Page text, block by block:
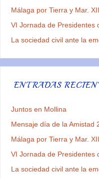
Málaga por Tierra y Mar.
VI Jornada de Presidentes
La sociedad civil ante la
ENTRADAS
Juntos en Mollina
Mensaje día de la Amistad
Málaga por Tierra y Mar.
VI Jornada de Presidentes
La sociedad civil ante la